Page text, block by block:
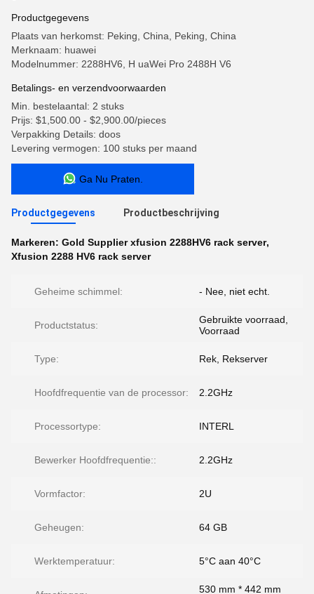
Productgegevens
Plaats van herkomst: Peking, China, Peking, China
Merknaam: huawei
Modelnummer: 2288HV6, H uaWei Pro 2488H V6
Betalings- en verzendvoorwaarden
Min. bestelaantal: 2 stuks
Prijs: $1,500.00 - $2,900.00/pieces
Verpakking Details: doos
Levering vermogen: 100 stuks per maand
Ga Nu Praten.
Productgegevens Productbeschrijving
Markeren: Gold Supplier xfusion 2288HV6 rack server,
Xfusion 2288 HV6 rack server
Geheime schimmel: - Nee, niet echt.
Productstatus:
Gebruikte voorraad,
Voorraad
Type: Rek, Rekserver
Hoofdfrequentie van de processor: 2.2GHz
Processortype: INTERL
Bewerker Hoofdfrequentie:: 2.2GHz
Vormfactor: 2U
Geheugen: 64 GB
Werktemperatuur: 5°C aan 40°C
530 mm * 442 mm